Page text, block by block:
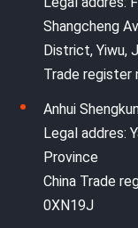
Shangcheng
District, Yiwu,
Trade register
Anhui
Legal addres:
Province
China Trade
0XN19J